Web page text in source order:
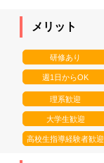
メリット
研修あり
週1日からOK
理系歓迎
大学生歓迎
高校生指導経験者歓迎